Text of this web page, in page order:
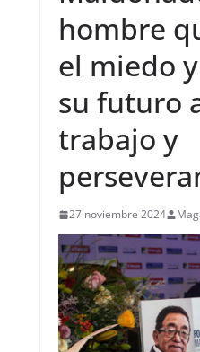
hombre
el miedo
su futuro
trabajo y
27 noviembre 2024